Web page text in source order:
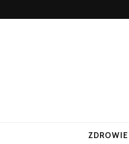
ZDROWIE